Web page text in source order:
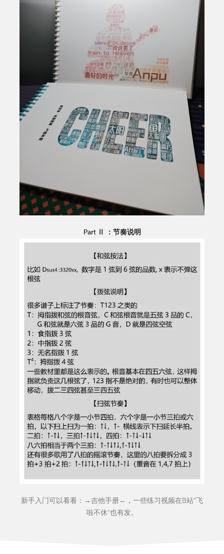
Part Ⅱ ：节奏说明
新手入门可以看看：→吉他手册←，一些练习视频在B站“飞
啦不休”也有发。